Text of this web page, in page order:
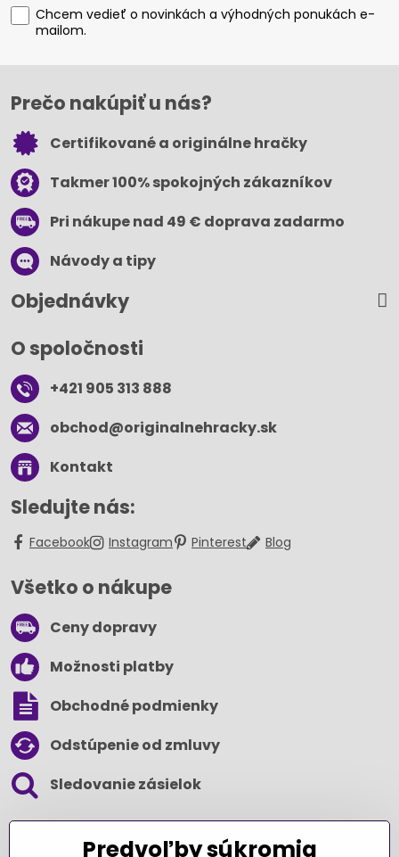
Chcem vedieť o novinkách a výhodných ponukách e-
mailom.
Prečo nakúpiť u nás?
Certifikované a originálne hračky
Takmer 100% spokojných zákazníkov
Pri nákupe nad 49 € doprava zadarmo
Návody a tipy
Objednávky
O spoločnosti
+421 905 313 888
obchod​@originalnehracky​.sk
Kontakt
Sledujte nás:
Facebook Instagram Pinterest Blog
Všetko o nákupe
Ceny dopravy
Možnosti platby
Obchodné podmienky
Odstúpenie od zmluvy
Sledovanie zásielok
Predvoľby súkromia